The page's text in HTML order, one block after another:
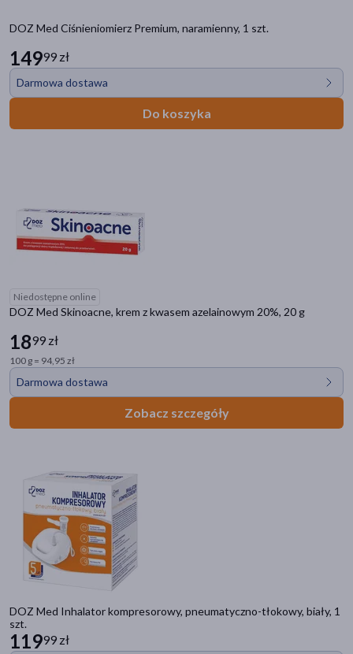
DOZ Med Ciśnieniomierz Premium, naramienny, 1 szt.
14999 zł
Darmowa dostawa
Do koszyka
Niedostępne online
DOZ Med Skinoacne, krem z kwasem azelainowym 20%, 20 g
1899 zł
100 g = 94,95 zł
Darmowa dostawa
Zobacz szczegóły
DOZ Med Inhalator kompresorowy, pneumatyczno-tłokowy, biały, 1
szt.
11999 zł